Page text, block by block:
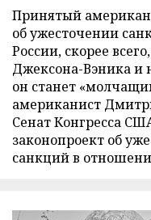
Принятый
об ужесточении
России, скорее
Джексона-Вэника и
он станет
американист
Сенат Конгресса
законопроект об
санкций в